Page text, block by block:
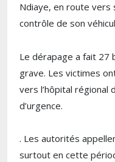
Ndiaye, en route vers
contrôle de son
Le dérapage a fait 27
grave. Les victimes
vers l’hôpital régional
d’urgence.
. Les autorités
surtout en cette